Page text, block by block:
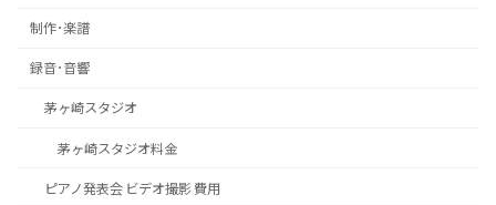
制作･楽譜
録音･音響
茅ヶ崎スタジオ
茅ヶ崎スタジオ料金
ピアノ発表会 ビデオ撮影 費用